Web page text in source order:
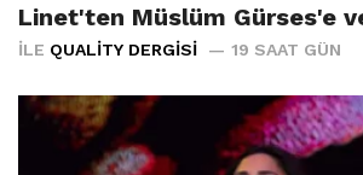
Linet'ten Müslüm Gürses'e
İLE QUALITY DERGISI 19 SAAT GÜN